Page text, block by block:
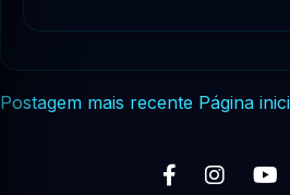
Postagem mais recente Página